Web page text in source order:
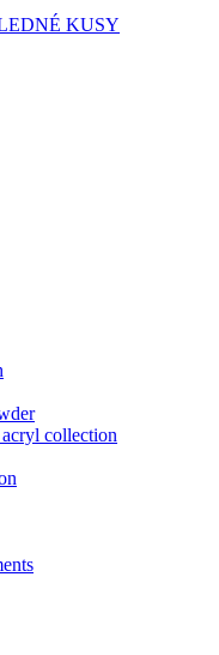
KUSY
collection